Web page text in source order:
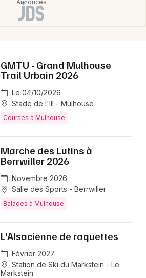
GMTU - Grand Mulhouse
Trail Urbain 2026
Le 04/10/2026
Stade de l'Ill - Mulhouse
Courses à Mulhouse
Marche des Lutins à
Berrwiller 2026
Novembre 2026
Salle des Sports - Berrwiller
Balades à Mulhouse
L'Alsacienne de raquettes
Février 2027
Station de Ski du Markstein - Le
Markstein